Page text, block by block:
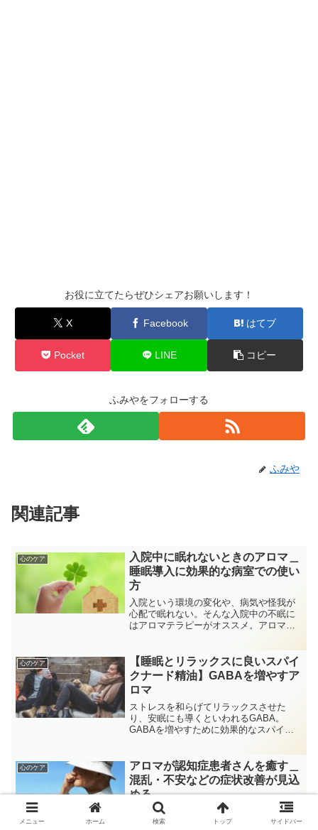
お役に立てたらぜひシェアお願いします！
X Facebook はてブ
Pocket LINE コピー
ふみやをフォローする
ふみや
関連記事
心のケア
入院中に眠れないときのアロマ＿
睡眠導入に効果的な病室での使い
方
入院という環境の変化や、病気や怪我が
心配で眠れない。そんな入院中の不眠に
はアロマテラピーがオススメ。アロマテ
す。効果的なアロマオイルと、病室での
使い方をご紹介します。
心のケア
【睡眠とリラックスに良いスパイ
クナード精油】GABAを増やすア
ロマ
ストレスを和らげてリラックスさせた
り、安眠にも導くといわれるGABA。
GABAを増やすために効果的なスパイク
スがたまってしまっている、なかなか寝
付けないなどでお困りの人にオススメ。
心のケア
アロマが認知症患者さんを癒す＿
混乱・不安などの症状改善が見込
める
アロマテラピーには認知症患者さんの症
状改善が認められた研究があり、心地よ
メニュー ホーム 検索 トップ サイドバー